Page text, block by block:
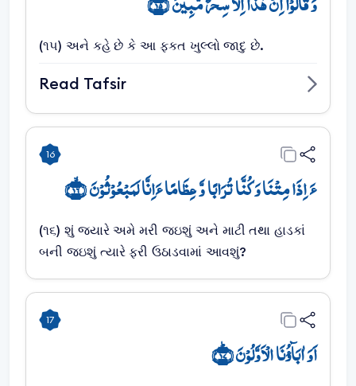
(૧૫) અને કહે છે કે આ ફકત ખુલ્લો જાદુ છે.
Read Tafsir
16
ءَ اِذَا مِتۡنَا وَ کُنَّا تُرَابًا وَّ عِظَامًا ءَاِنَّا لَمَبۡعُوۡثُوۡنَ ﴿ۙ۱۶﴾
(૧૬) શું જ્યારે અમે મરી જઇશું અને માટી તથા હાડકાં
બની જઇશું ત્યારે ફરી ઉઠાડવામાં આવશું?
17
اَوَ اٰبَآؤُنَا الۡاَوَّلُوۡنَ ﴿ؕ۱۷﴾